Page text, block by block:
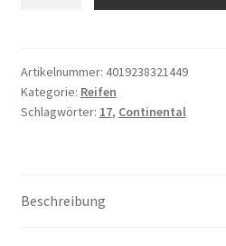
140/80
-
17
Menge
Artikelnummer: 4019238321449
Kategorie: Reifen
Schlagwörter: 17, Continental
Beschreibung